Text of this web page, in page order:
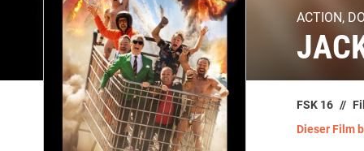
ACTION,
FSK 16
Dieser Film